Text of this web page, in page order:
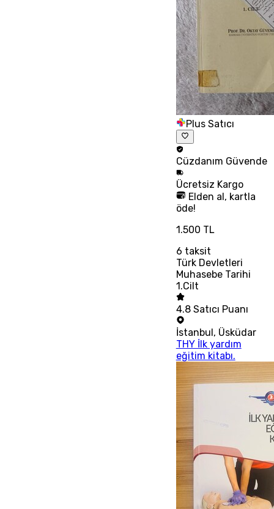
Plus Satıcı
Cüzdanım Güvende
Ücretsiz Kargo
Elden al, kartla
öde!
1.500 TL
6 taksit
Türk Devletleri
Muhasebe Tarihi
1.Cilt
4.8 Satıcı Puanı
İstanbul, Üsküdar
THY İlk yardım
eğitim kitabı.